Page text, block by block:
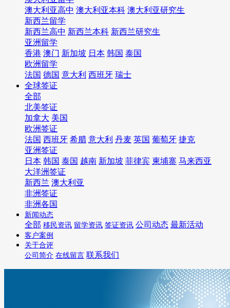
澳大利亚高中 澳大利亚本科 澳大利亚研究生
新西兰留学
新西兰高中 新西兰本科 新西兰研究生
亚洲留学
香港 澳门 新加坡 日本 韩国 泰国
欧洲留学
法国 德国 意大利 西班牙 瑞士
全球签证
全部
北美签证
加拿大 美国
欧洲签证
法国 西班牙 希腊 意大利 丹麦 英国 葡萄牙 捷克
亚洲签证
日本 韩国 泰国 越南 新加坡 菲律宾 柬埔寨 马来西亚
大洋洲签证
新西兰 澳大利亚
非洲签证
非洲各国
新闻动态
全部 移民资讯 留学资讯 签证资讯 公司动态 最新活动
客户案例
关于合评
公司简介 在线留言 联系我们